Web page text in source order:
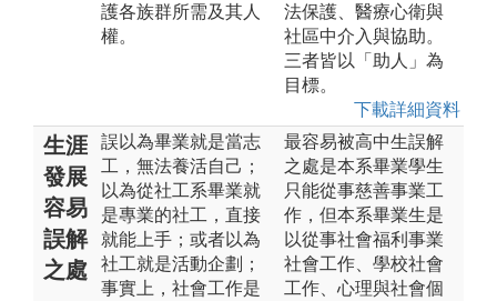
護各族群所需及其人
權。
法保護、醫療心衛與
社區中介入與協助。
三者皆以「助人」為
目標。
下載詳細資料
生涯
發展
容易
誤解
之處
誤以為畢業就是當志
工，無法養活自己；
以為從社工系畢業就
是專業的社工，直接
就能上手；或者以為
社工就是活動企劃；
事實上，社會工作是
最容易被高中生誤解
之處是本系畢業學生
只能從事慈善事業工
作，但本系畢業生是
以從事社會福利事業
社會工作、學校社會
工作、心理與社會個